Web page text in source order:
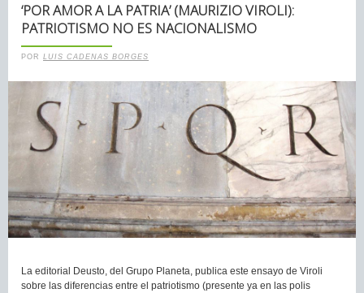
‘POR AMOR A LA PATRIA’ (MAURIZIO VIROLI):
PATRIOTISMO NO ES NACIONALISMO
POR LUIS CADENAS BORGES
La editorial Deusto, del Grupo Planeta, publica este ensayo de Viroli
sobre las diferencias entre el patriotismo (presente ya en las polis